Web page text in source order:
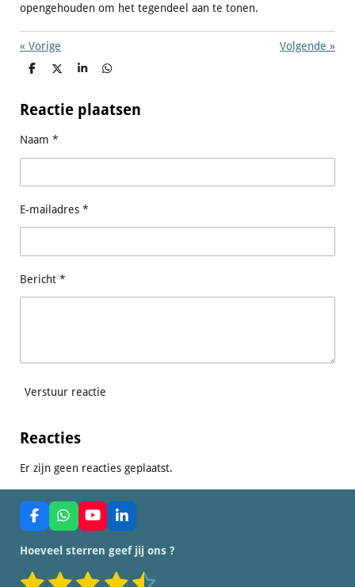
opengehouden om het tegendeel aan te tonen.
« Vorige Volgende »
D
e
n
D
l
S
r
e
D
e
n
Reactie plaatsen
Naam *
E-mailadres *
Bericht *
Verstuur reactie
Reacties
Er zijn geen reacties geplaatst.
F
a
c
b
W
h
a
s
Y
o
u
L
i
n
Hoeveel sterren geef jij ons ?
R